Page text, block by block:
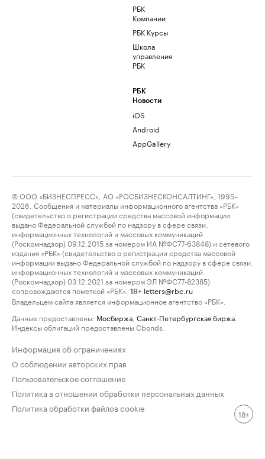
РБК
Компании
РБК Курсы
Школа
управления
РБК
РБК
Новости
iOS
Android
AppGallery
© ООО «БИЗНЕСПРЕСС», АО «РОСБИЗНЕСКОНСАЛТИНГ», 1995–
2026. Сообщения и материалы информационного агентства «РБК»
(свидетельство о регистрации средства массовой информации
выдано Федеральной службой по надзору в сфере связи,
информационных технологий и массовых коммуникаций
(Роскомнадзор) 09.12.2015 за номером ИА №ФС77-63848) и сетевого
издания «РБК» (свидетельство о регистрации средства массовой
информации выдано Федеральной службой по надзору в сфере связи,
информационных технологий и массовых коммуникаций
(Роскомнадзор) 03.12.2021 за номером ЭЛ №ФС77-82385)
сопровождаются пометкой «РБК».
18+ letters@rbc.ru
Владельцем сайта является информационное агентство «РБК».
Данные предоставлены: Мосбиржа Санкт-Петербургская биржа
Индексы облигаций предоставлены Cbonds.
Информация об ограничениях
О соблюдении авторских прав
Пользовательское соглашение
Политика в отношении обработки персональных данных
Политика обработки файлов cookie
18+